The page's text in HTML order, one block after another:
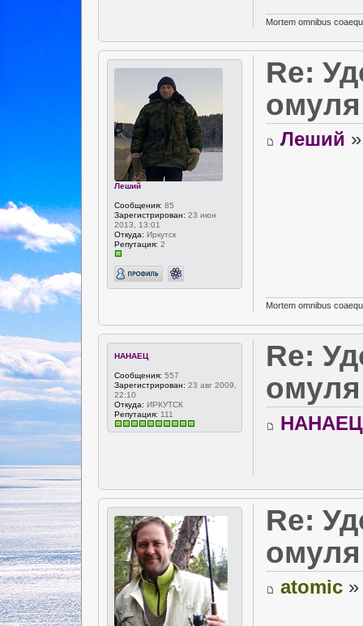
Mortem omnibus
Леший
Сообщения: 85
Зарегистрирован: 23 июн
2013, 13:01
Откуда: Иркутск
Репутация: 2
Re:
омуля
Леший
Mortem omnibus
НАНАЕЦ
Сообщения: 557
Зарегистрирован: 23 авг 2009,
22:10
Откуда: ИРКУТСК
Репутация: 111
Re:
омуля
НАНАЕЦ
Re:
омуля
atomic